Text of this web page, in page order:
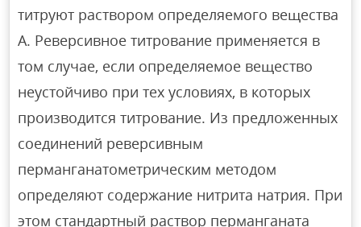
титруют раствором определяемого вещества
А. Реверсивное титрование применяется в
том случае, если определяемое вещество
неустойчиво при тех условиях, в которых
производится титрование. Из предложенных
соединений реверсивным
перманганатометрическим методом
определяют содержание нитрита натрия. При
этом стандартный раствор перманганата